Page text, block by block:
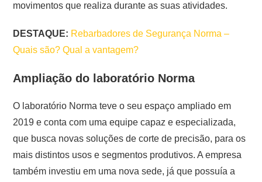
movimentos que realiza durante as suas atividades.
DESTAQUE: Rebarbadores de Segurança Norma –
Quais são? Qual a vantagem?
Ampliação do laboratório Norma
O laboratório Norma teve o seu espaço ampliado em
2019 e conta com uma equipe capaz e especializada,
que busca novas soluções de corte de precisão, para os
mais distintos usos e segmentos produtivos. A empresa
também investiu em uma nova sede, já que possuía a